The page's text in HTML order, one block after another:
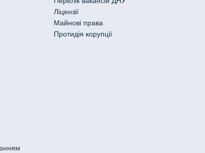
Ліцензії
Майнові права
Протидія корупції